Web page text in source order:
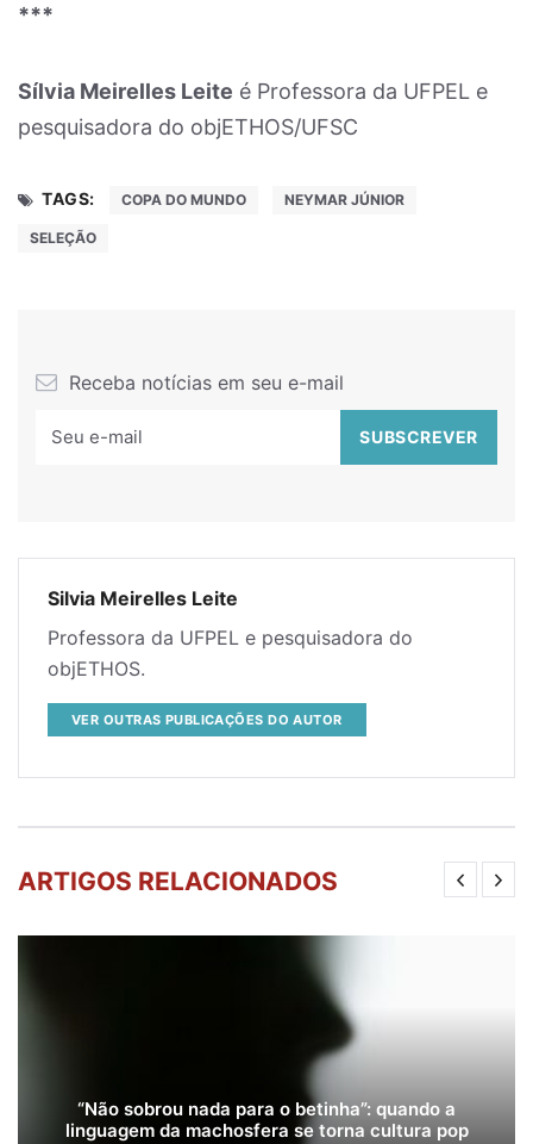
***
Sílvia Meirelles Leite é Professora da UFPEL e
pesquisadora do objETHOS/UFSC
TAGS: COPA DO MUNDO NEYMAR JÚNIOR
SELEÇÃO
Receba notícias em seu e-mail
Silvia Meirelles Leite
Professora da UFPEL e pesquisadora do
objETHOS.
VER OUTRAS PUBLICAÇÕES DO AUTOR
ARTIGOS RELACIONADOS
“Não sobrou nada para o betinha”: quando a
linguagem da machosfera se torna cultura pop